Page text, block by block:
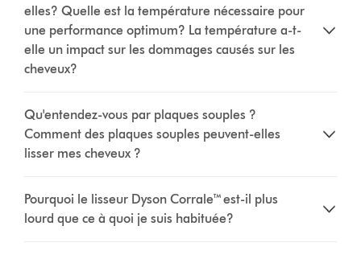
elles? Quelle est la température nécessaire pour
une performance optimum? La température a-t-
elle un impact sur les dommages causés sur les
cheveux?
Qu'entendez-vous par plaques souples ?
Comment des plaques souples peuvent-elles
lisser mes cheveux ?
Pourquoi le lisseur Dyson Corrale™ est-il plus
lourd que ce à quoi je suis habituée?